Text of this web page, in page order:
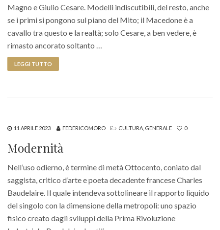
Magno e Giulio Cesare. Modelli indiscutibili, del resto, anche
se i primi si pongono sul piano del Mito; il Macedone è a
cavallo tra questo e la realtà; solo Cesare, a ben vedere, è
rimasto ancorato soltanto …
LEGGI TUTTO
11 APRILE 2023 FEDERICOMORO CULTURA GENERALE 0
Modernità
Nell’uso odierno, è termine di metà Ottocento, coniato dal
saggista, critico d’arte e poeta decadente francese Charles
Baudelaire. Il quale intendeva sottolineare il rapporto liquido
del singolo con la dimensione della metropoli: uno spazio
fisico creato dagli sviluppi della Prima Rivoluzione